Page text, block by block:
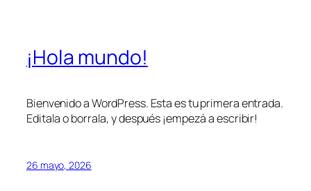
¡Hola mundo!
Bienvenido a WordPress. Esta es tu primera entrada.
Editala o borrala, y después ¡empezá a escribir!
26 mayo, 2026